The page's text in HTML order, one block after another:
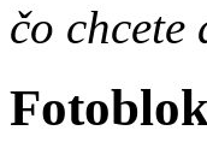
čo chcete